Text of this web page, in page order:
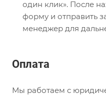
один клик». После
форму и отправить
менеджер для
Оплата
Мы работаем с